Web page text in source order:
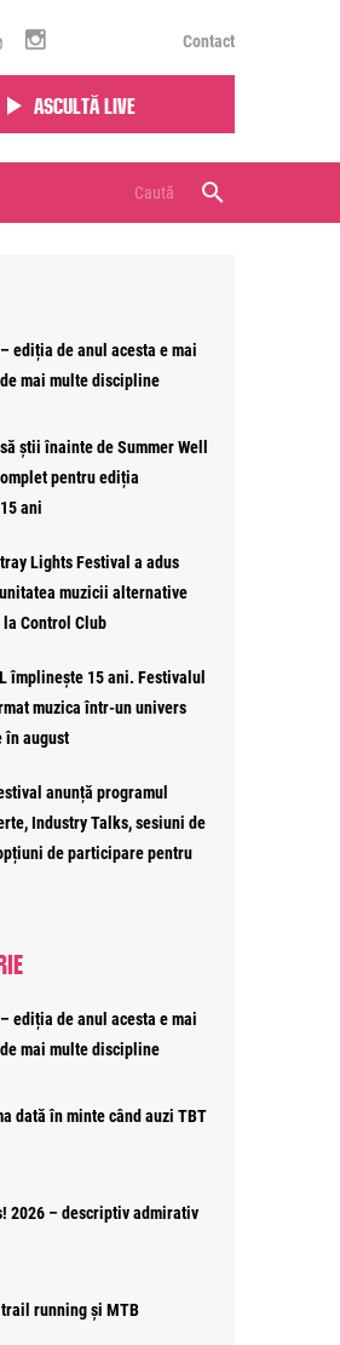
Contact
Ascultă live
ediția de anul acesta e mai
mai multe discipline
știi înainte de Summer Well
pentru ediția
ani
Lights Festival a adus
muzicii alternative
Control Club
împlinește 15 ani. Festivalul
muzica într-un univers
în august
anunță programul
Industry Talks, sesiuni de
de participare pentru
ediția de anul acesta e mai
mai multe discipline
dată în minte când auzi TBT
2026 – descriptiv admirativ
running și MTB